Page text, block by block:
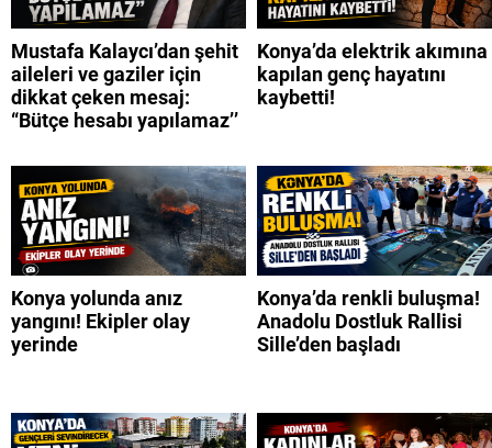
Mustafa Kalaycı’dan şehit
aileleri ve gaziler için
dikkat çeken mesaj:
“Bütçe hesabı yapılamaz’’
Konya’da elektrik akımına
kapılan genç hayatını
kaybetti!
Konya yolunda anız
yangını! Ekipler olay
yerinde
Konya’da renkli buluşma!
Anadolu Dostluk Rallisi
Sille’den başladı